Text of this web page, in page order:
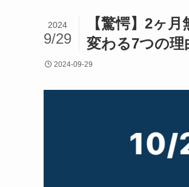
【驚愕】2ヶ
変わる7つの理
2024
9/29
2024-09-29